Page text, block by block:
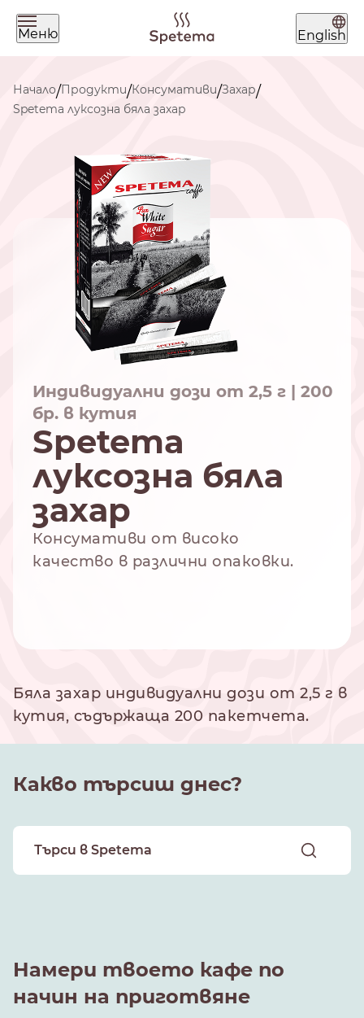
Меню English
Какво търсиш днес?
Намери твоето кафе по
начин на приготвяне
МЛЯНО
NESPRESSO
СТАНДАРТ
DOLCE GUSTO
Начало/Продукти/Консумативи/Захар/
Spetema луксозна бяла захар
Индивидуални дози от 2,5 г | 200
бр. в кутия
Spetema
луксозна бяла
захар
Консумативи от високо
качество в различни опаковки.
Бяла захар индивидуални дози от 2,5 г в
кутия, съдържаща 200 пакетчета.
Какво търсиш днес?
Намери твоето кафе по
начин на приготвяне